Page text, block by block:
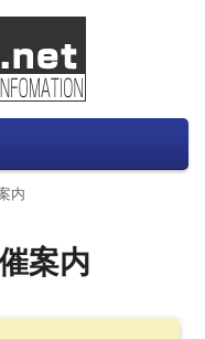
FIGHTER
）、FOX（フォク
(x5)大会情報およびエ
内
案内